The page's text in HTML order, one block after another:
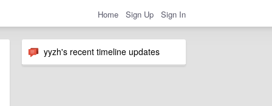
Home Sign Up Sign In
yyzh's recent timeline updates